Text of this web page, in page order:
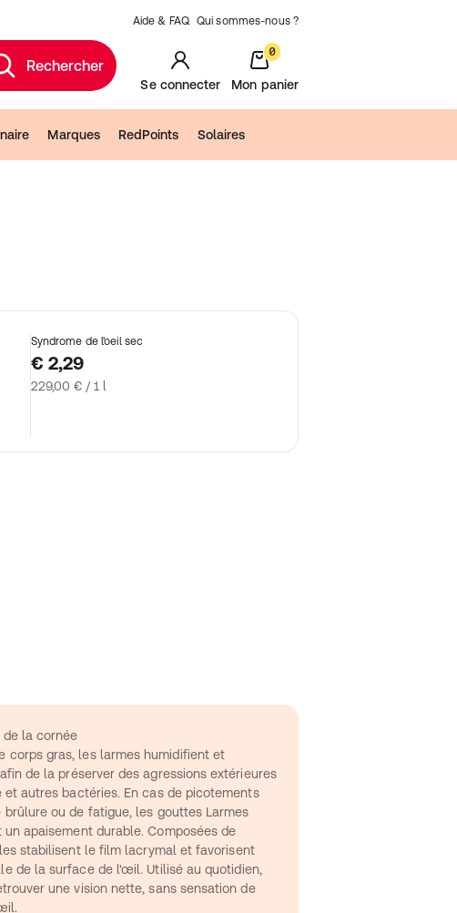
Aide & FAQ Qui sommes-nous ?
Rechercher
Se connecter
0
Mon panier
Marques RedPoints Solaires
Syndrome de l'oeil sec
€ 2,29
229,00 € / 1 l
la cornée
corps gras, les larmes humidifient et
de la préserver des agressions extérieures
autres bactéries. En cas de picotements
brûlure ou de fatigue, les gouttes Larmes
apaisement durable. Composées de
stabilisent le film lacrymal et favorisent
de la surface de l'œil. Utilisé au quotidien,
une vision nette, sans sensation de